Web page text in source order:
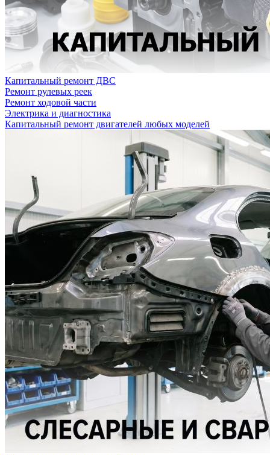
Капитальный ремонт ДВС
Ремонт рулевых реек
Ремонт ходовой части
Электрика и диагностика
Капитальный ремонт двигателей любых моделей